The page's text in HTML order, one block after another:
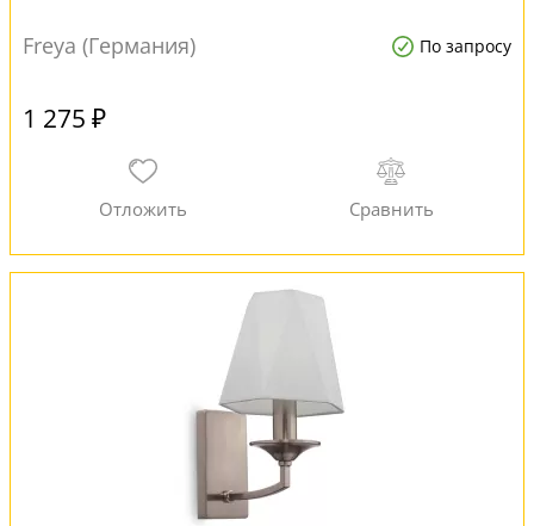
Freya (Германия) По запросу
1 275 ₽